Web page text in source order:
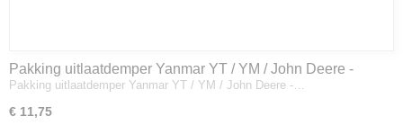
Pakking uitlaatdemper Yanmar YT / YM / John Deere -
128300-13230
Pakking uitlaatdemper Yanmar YT / YM / John Deere -…
€ 11,75